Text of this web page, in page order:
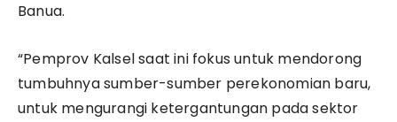
Banua.
“Pemprov Kalsel saat ini fokus untuk mendorong
tumbuhnya sumber-sumber perekonomian baru,
untuk mengurangi ketergantungan pada sektor